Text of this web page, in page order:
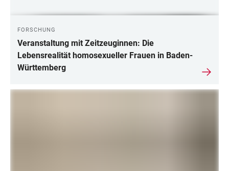
FORSCHUNG
Veranstaltung mit Zeitzeuginnen: Die
Lebensrealität homosexueller Frauen in Baden-
Württemberg